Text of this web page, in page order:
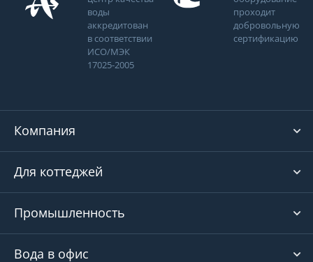
воды
аккредитован
в соответствии
ИСО/МЭК
17025-2005
проходит
добровольную
сертификацию
Компания
Для коттеджей
Промышленность
Вода в офис